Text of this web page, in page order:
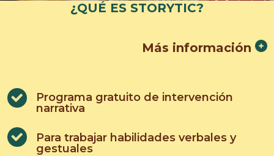
¿QUÉ ES STORYTIC?
Más información
Programa gratuito de intervención
narrativa
Para trabajar habilidades verbales y
gestuales